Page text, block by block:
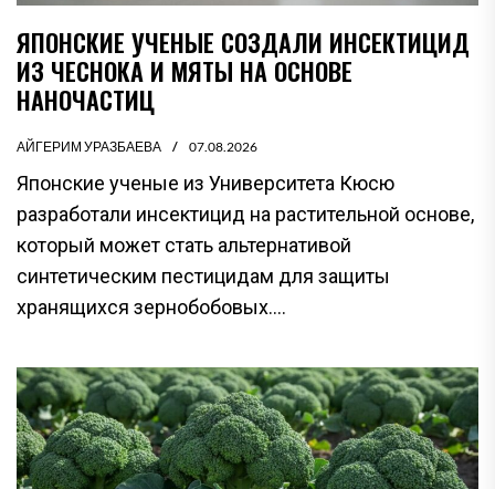
ЯПОНСКИЕ УЧЕНЫЕ СОЗДАЛИ ИНСЕКТИЦИД
ИЗ ЧЕСНОКА И МЯТЫ НА ОСНОВЕ
НАНОЧАСТИЦ
АЙГЕРИМ УРАЗБАЕВА 07.08.2026
Японские ученые из Университета Кюсю
разработали инсектицид на растительной основе,
который может стать альтернативой
синтетическим пестицидам для защиты
хранящихся зернобобовых....